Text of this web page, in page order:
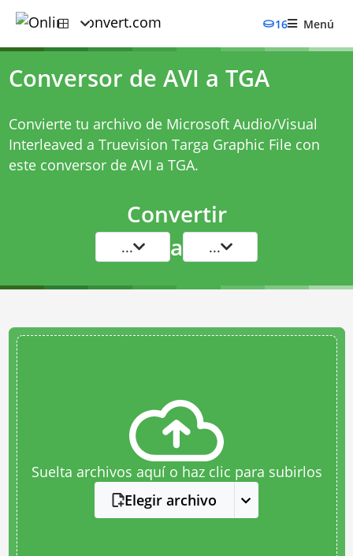
16 Menú
Conversor de AVI a TGA
Convierte tu archivo de Microsoft Audio/Visual
Interleaved a Truevision Targa Graphic File con
este conversor de AVI a TGA.
Convertir
... a ...
Suelta archivos aquí o haz clic para subirlos
Elegir archivo